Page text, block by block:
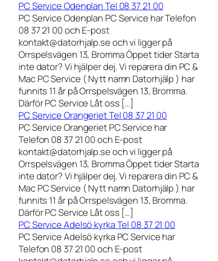
PC Service Odenplan Tel 08 37 21 00
PC Service Odenplan PC Service har Telefon
08 37 21 00 och E-post
kontakt@datorhjalp.se och vi ligger på
Orrspelsvägen 13, Bromma Öppet tider Starta
inte dator? Vi hjälper dej. Vi reparera din PC &
Mac PC Service ( Nytt namn Datorhjälp ) har
funnits 11 år på Orrspelsvägen 13, Bromma.
Därför PC Service Låt oss […]
PC Service Orangeriet Tel 08 37 21 00
PC Service Orangeriet PC Service har
Telefon 08 37 21 00 och E-post
kontakt@datorhjalp.se och vi ligger på
Orrspelsvägen 13, Bromma Öppet tider Starta
inte dator? Vi hjälper dej. Vi reparera din PC &
Mac PC Service ( Nytt namn Datorhjälp ) har
funnits 11 år på Orrspelsvägen 13, Bromma.
Därför PC Service Låt oss […]
PC Service Adelsö kyrka Tel 08 37 21 00
PC Service Adelsö kyrka PC Service har
Telefon 08 37 21 00 och E-post